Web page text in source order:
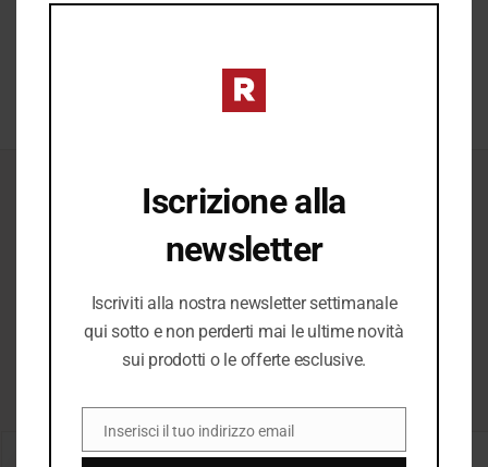
Il Meglio del
Meglio
Iscrizione alla
newsletter
Iscriviti alla nostra newsletter settimanale
qui sotto e non perderti mai le ultime novità
sui prodotti o le offerte esclusive.
EMAIL
Inserisci il tuo indirizzo email